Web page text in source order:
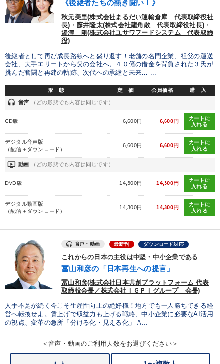
《後継者たちの熱き闘い！》
秋元美里(株式会社まるだい運輸倉庫 代表取締役社
長) ・ 藤井隆太(株式会社龍角散 代表取締役社長) ・
湯澤 剛(株式会社ユサワフードシステム 代表取締
役)
後継者として再び成長路線へと盛り返す！老舗の名門企業、祖父の運送
会社、大手エリートから父の会社へ。４０億の借金を背負された３氏が
挑んだ奮闘と再建の軌跡、次代への承継と未来… ...
形 態 定 価 会員価格 購 入
headset 音声 （どの形態でも内容は同じです）
CD版 6,600円 6,600円
カートに
入れる
デジタル音声版
（配信＋ダウンロード）
6,600円 6,600円
カートに
入れる
ondemand_video 動画 （どの形態でも内容は同じです）
DVD版 14,300円 14,300円
カートに
入れる
デジタル動画版
（配信＋ダウンロード）
14,300円 14,300円
カートに
入れる
音声・動画 最新刊 ダウンロード対応
これからの日本の主役は中堅・中小企業である
冨山和彦の「日本再生への提言」
冨山和彦(株式会社日本共創プラットフォーム 代表
取締役会長／株式会社ＩＧＰＩグループ 会長)
人手不足が続く今こそ生産性向上の絶好機！地方でも一人勝ちできる経
営へ転換せよ。賃上げで収益力も上げる戦略、中小企業に必要なAI活用
の視点、変革の急所「分ける化・見える化」 A...
＜音声・動画のご利用人数をお選びください＞